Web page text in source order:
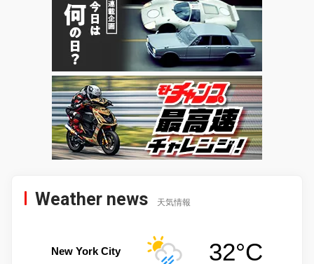
Weather news 天気情報
New York City 32°C